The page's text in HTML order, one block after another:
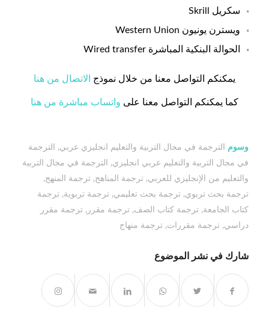
سكريل Skrill
ويسترن يونيون Western Union
الحوالة البنكية المباشرة Wired transfer
يمكنكم التواصل معنا من خلال نموذج الاتصال من هنا
كما يمكنكم التواصل معنا على واتساب مباشرة من هنا
وسوم الترجمة في مجال التربية والتعليم انجليزي عربي,
الترجمة
في مجال التربية والتعليم عربي انجليزي,
الترجمة في مجال التربية
والتعليم من الإنجليزي للعربي, ترجمة المناهج, ترجمة المنهج,
ترجمة بحث تربوي, ترجمة بحث تعليمي, ترجمة تربوية, ترجمة
كتاب الجامعة, ترجمة كتاب الصف, ترجمة مقرر , ترجمة مقرر
دراسي, ترجمة مقررات, ترجمة منهاج
شارك في نشر الموضوع